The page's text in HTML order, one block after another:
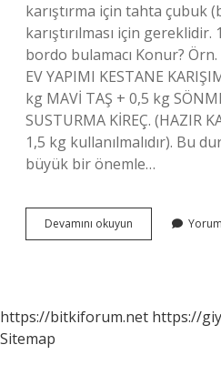
karıştırma için tahta çubuk
karıştırılması için
bordo bulamacı Konur?
EV YAPIMI KESTANE
kg MAVİ TAŞ + 0,5 kg
SUSTURMA KİREÇ. (HAZIR
1,5 kg kullanılmalıdır). Bu
büyük bir önemle…
Devamını okuyun
Bordo
https://bitkiforum.net https://
Sitemap